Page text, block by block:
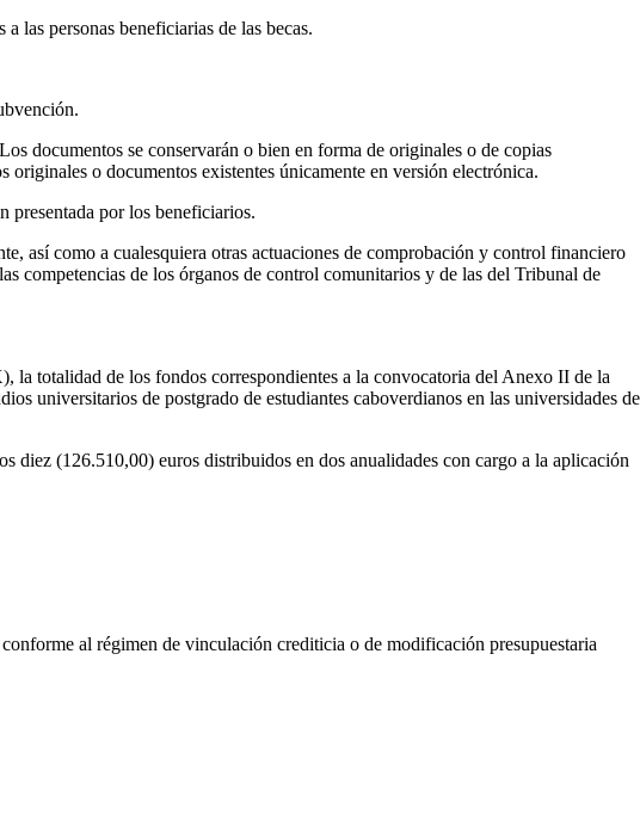
las personas beneficiarias de las becas.
documentos se conservarán o bien en forma de originales o de copias
originales o documentos existentes únicamente en versión electrónica.
presentada por los beneficiarios.
así como a cualesquiera otras actuaciones de comprobación y control financiero
competencias de los órganos de control comunitarios y de las del Tribunal de
totalidad de los fondos correspondientes a la convocatoria del Anexo II de la
universitarios de postgrado de estudiantes caboverdianos en las universidades de
(126.510,00) euros distribuidos en dos anualidades con cargo a la aplicación
al régimen de vinculación crediticia o de modificación presupuestaria